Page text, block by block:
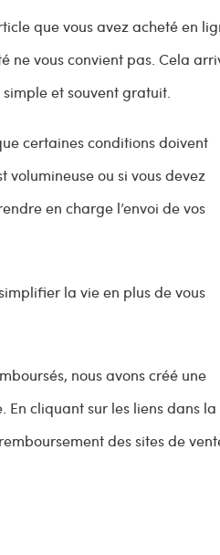
que vous avez acheté en
ne vous convient pas. Cela
et souvent gratuit.
certaines conditions doivent
volumineuse ou si vous devez
en charge l’envoi de vos
la vie en plus de vous
nous avons créé une
cliquant sur les liens dans la
des sites de